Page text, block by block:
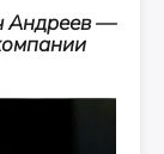
Андреев —